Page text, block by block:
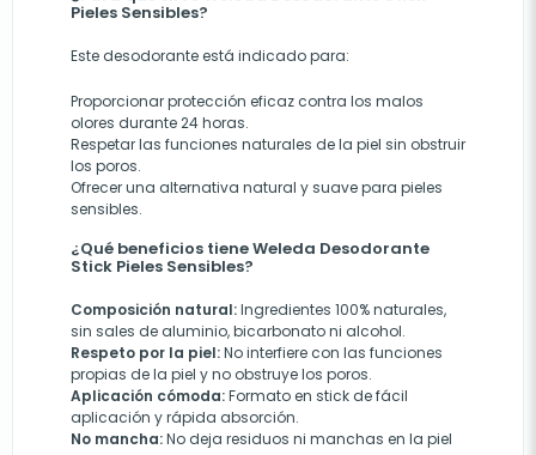
Pieles Sensibles?
Este desodorante está indicado para:
Proporcionar protección eficaz contra los malos
olores durante 24 horas.
Respetar las funciones naturales de la piel sin obstruir
los poros.
Ofrecer una alternativa natural y suave para pieles
sensibles.
¿Qué beneficios tiene Weleda Desodorante
Stick Pieles Sensibles?
Composición natural:Ingredientes 100% naturales,
sin sales de aluminio, bicarbonato ni alcohol.
Respeto por la piel:No interfiere con las funciones
propias de la piel y no obstruye los poros.
Aplicación cómoda:Formato en stick de fácil
aplicación y rápida absorción.
No mancha:No deja residuos ni manchas en la piel